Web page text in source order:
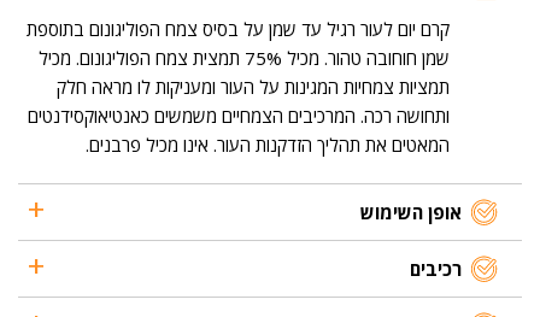
קרם יום לעור רגיל עד שמן על בסיס צמח הפוליגונום בתוספת
שמן חוחובה טהור. מכיל 75% תמצית צמח הפוליגונום. מכיל
תמציות צמחיות המגינות על העור ומעניקות לו מראה חלק
ותחושה רכה. המרכיבים הצמחיים משמשים כאנטיאוקסידנטים
המאטים את תהליך הזדקנות העור. אינו מכיל פרבנים.
אופן השימוש
רכיבים